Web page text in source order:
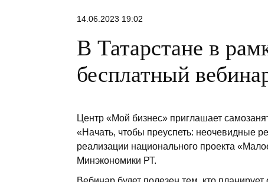
14.06.2023 19:02
В Татарстане в
бесплатный
Центр «Мой бизнес» приглашает
«Начать, чтобы преуспеть: неочевидные
реализации национального проекта
Минэкономики РТ.